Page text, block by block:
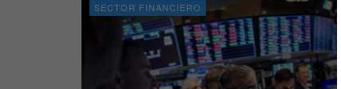
SECTOR FINANCIERO